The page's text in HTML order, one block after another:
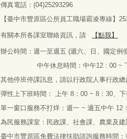
傳真電話： (04)25293296
【臺中市豐原區公所員工職場霸凌專線】
有關本所各課室聯絡資訊，請 【點我】
辦公時間： 週一至週五 (週六、日、國定例
中午休息時間：中午12 : 00 ~
其他停班停課訊息，請以行政院人事行政總
彈性上下班時間： 上午 8 ： 00 ~ 8 ： 30 、
單一窗口服務不打烊：週一 ~ 週五中午 12 ：
為民服務課室：民政課、社會課、農業及
臺中市豐原區免費法律扶助諮詢服務時間：